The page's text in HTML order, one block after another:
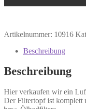
Artikelnummer: 10916
Beschreibung
Beschreibung
Hier verkaufen wir ein
Der Filtertopf ist komplett